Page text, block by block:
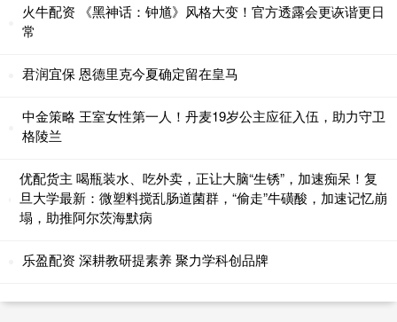
火牛配资 《黑神话：钟馗》风格大变！官方透露会更诙谐更日
常
君润宜保 恩德里克今夏确定留在皇马
中金策略 王室女性第一人！丹麦19岁公主应征入伍，助力守卫
格陵兰
优配货主 喝瓶装水、吃外卖，正让大脑“生锈”，加速痴呆！复
旦大学最新：微塑料搅乱肠道菌群，“偷走”牛磺酸，加速记忆崩
塌，助推阿尔茨海默病
乐盈配资 深耕教研提素养 聚力学科创品牌